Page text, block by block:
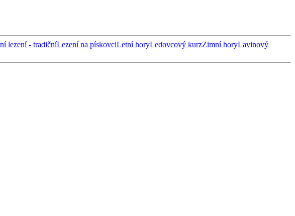
lezení - tradičníLezení na pískovciLetní horyLedovcový kurzZimní horyLavinový